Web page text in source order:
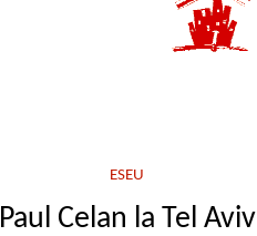
ESEU
Paul Celan la Tel Aviv